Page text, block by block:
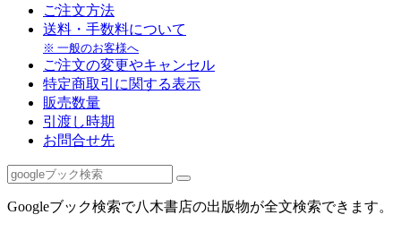
ご注文方法
送料・手数料について
※ 一般のお客様へ
ご注文の変更やキャンセル
特定商取引に関する表示
販売数量
引渡し時期
お問合せ先
Googleブック検索で八木書店の出版物が全文検索できます。